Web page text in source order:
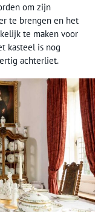
om zijn
te brengen en het
te maken voor
kasteel is nog
achterliet.